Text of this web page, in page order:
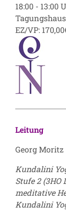
18:00 - 13:00
EZ/VP:
Leitung
Georg Moritz
Kundalini
Stufe 2 (3HO
meditative
Kundalini